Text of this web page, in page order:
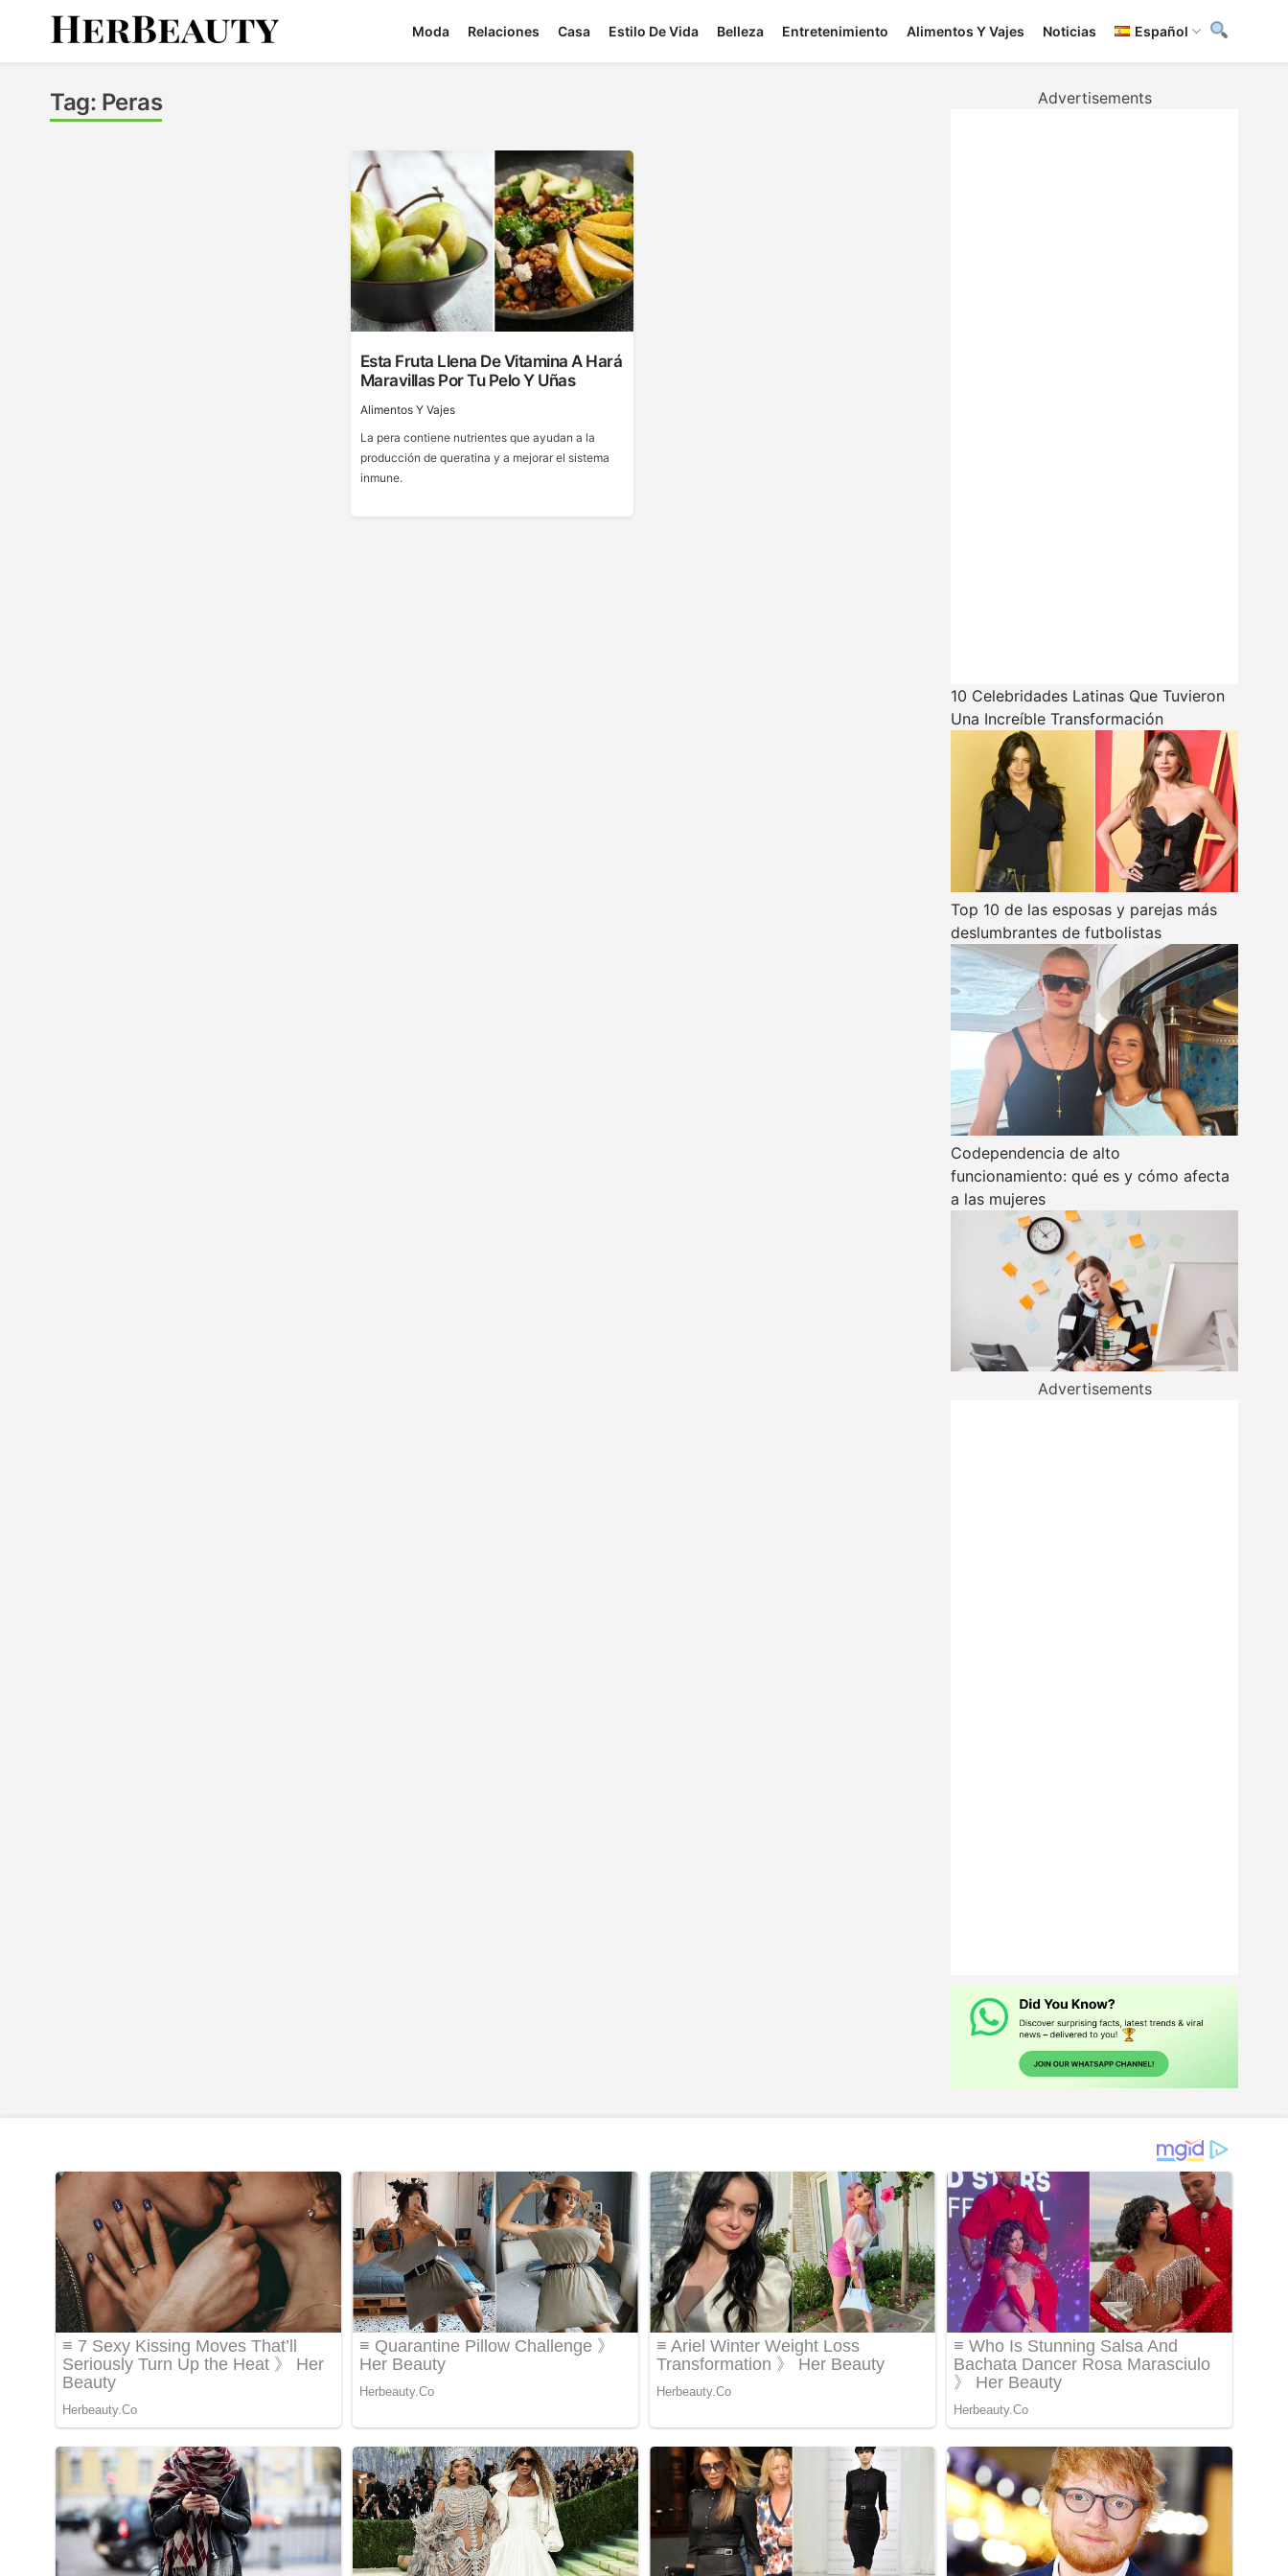
Moda Relaciones Casa Estilo De Vida Belleza Entretenimiento Alimentos Y Vajes Noticias Español
Tag: Peras
Esta Fruta Llena De Vitamina A Hará
Maravillas Por Tu Pelo Y Uñas
Alimentos Y Vajes
La pera contiene nutrientes que ayudan a la
producción de queratina y a mejorar el sistema
inmune.
Advertisements
10 Celebridades Latinas Que Tuvieron
Una Increíble Transformación
Top 10 de las esposas y parejas más
deslumbrantes de futbolistas
Codependencia de alto
funcionamiento: qué es y cómo afecta
a las mujeres
Advertisements